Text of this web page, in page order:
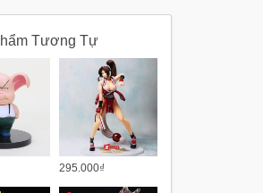
Tương Tự
295.000₫